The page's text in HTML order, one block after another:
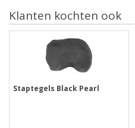
Klanten kochten ook
Staptegels Black Pearl